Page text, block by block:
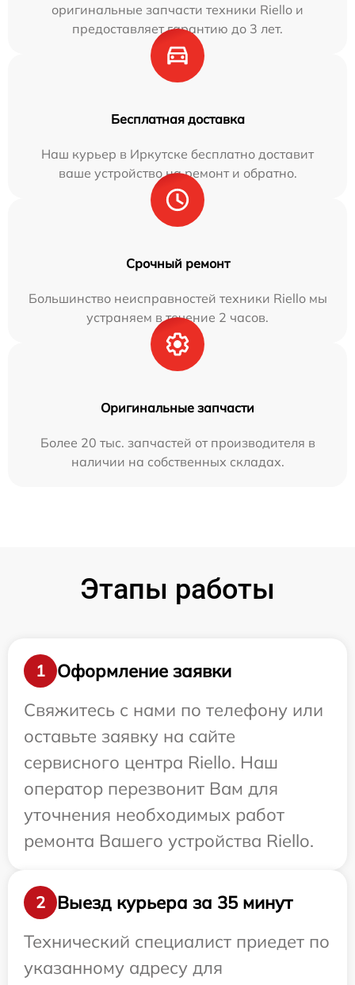
оригинальные запчасти техники Riello и
предоставляет гарантию до 3 лет.
Бесплатная доставка
Наш курьер в Иркутске бесплатно доставит
ваше устройство на ремонт и обратно.
Срочный ремонт
Большинство неисправностей техники Riello мы
устраняем в течение 2 часов.
Оригинальные запчасти
Более 20 тыс. запчастей от производителя в
наличии на собственных складах.
Этапы работы
1
Оформление заявки
Свяжитесь с нами по телефону или
оставьте заявку на сайте
сервисного центра Riello. Наш
оператор перезвонит Вам для
уточнения необходимых работ
ремонта Вашего устройства Riello.
2
Выезд курьера за 35 минут
Технический специалист приедет по
указанному адресу для